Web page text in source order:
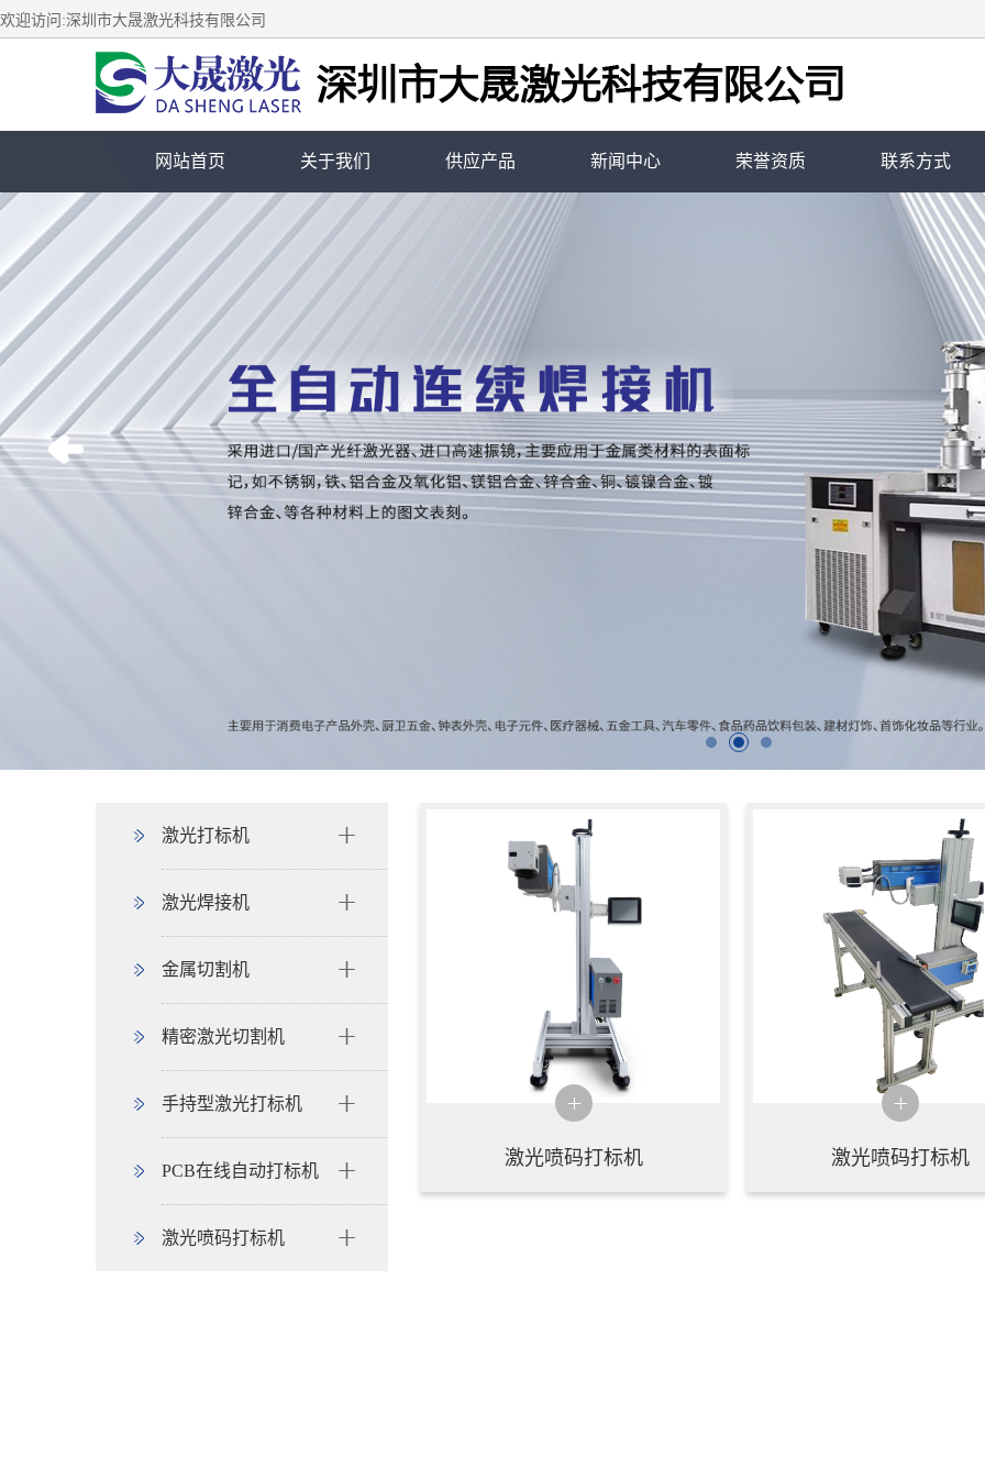
欢迎访问:深圳市大晟激光科技有限公司
网站首页 关于我们 供应产品 新闻中心 荣誉资质 联系方式
激光打标机
激光焊接机
金属切割机
精密激光切割机
手持型激光打标机
PCB在线自动打标机
激光喷码打标机
激光喷码打标机 激光喷码打标机